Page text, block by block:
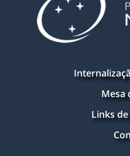
Mesa
Links